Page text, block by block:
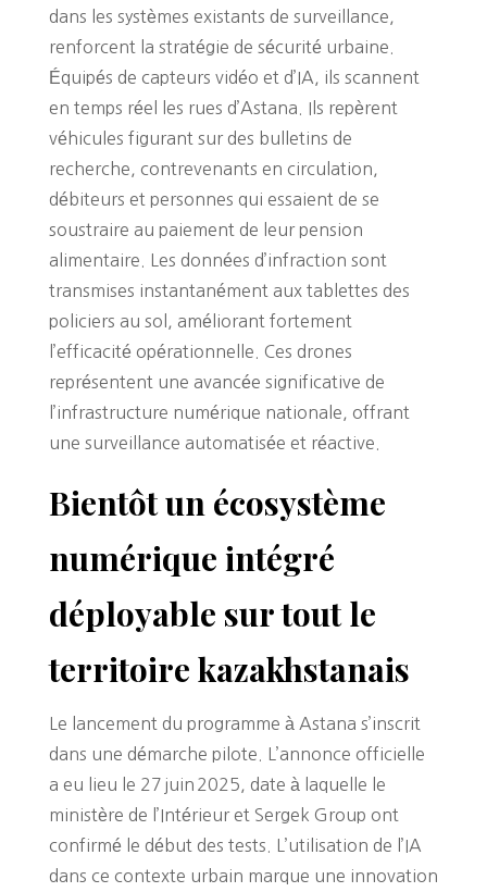
dans les systèmes existants de surveillance,
renforcent la stratégie de sécurité urbaine.
Équipés de capteurs vidéo et d’IA, ils scannent
en temps réel les rues d’Astana. Ils repèrent
véhicules figurant sur des bulletins de
recherche, contrevenants en circulation,
débiteurs et personnes qui essaient de se
soustraire au paiement de leur pension
alimentaire. Les données d’infraction sont
transmises instantanément aux tablettes des
policiers au sol, améliorant fortement
l’efficacité opérationnelle. Ces drones
représentent une avancée significative de
l’infrastructure numérique nationale, offrant
une surveillance automatisée et réactive.
Bientôt un écosystème
numérique intégré
déployable sur tout le
territoire kazakhstanais
Le lancement du programme à Astana s’inscrit
dans une démarche pilote. L’annonce officielle
a eu lieu le 27 juin 2025, date à laquelle le
ministère de l’Intérieur et Sergek Group ont
confirmé le début des tests. L’utilisation de l’IA
dans ce contexte urbain marque une innovation